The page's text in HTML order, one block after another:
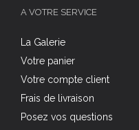
A VOTRE SERVICE
La Galerie
Votre panier
Votre compte client
Frais de livraison
Posez vos questions